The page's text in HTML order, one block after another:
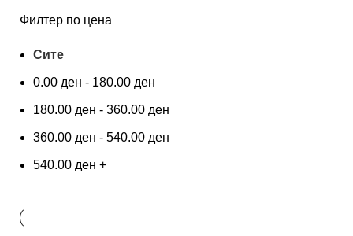
Филтер по цена
Сите
0.00 ден - 180.00 ден
180.00 ден - 360.00 ден
360.00 ден - 540.00 ден
540.00 ден +